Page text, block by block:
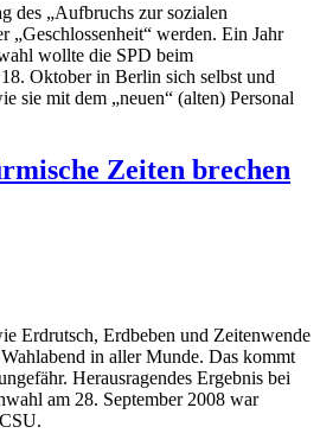
des „Aufbruchs zur sozialen
„Geschlossenheit“ werden. Ein Jahr
wollte die SPD beim
Oktober in Berlin sich selbst und
sie mit dem „neuen“ (alten) Personal
Zeiten brechen
Erdrutsch, Erdbeben und Zeitenwende
in aller Munde. Das kommt
Herausragendes Ergebnis bei
am 28. September 2008 war